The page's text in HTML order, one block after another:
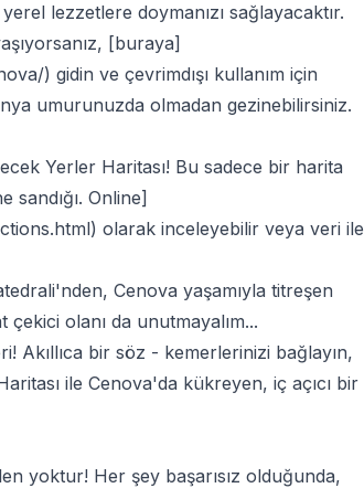
lezzetlere doymanızı sağlayacaktır.
[buraya]
) gidin ve çevrimdışı kullanım için
umurunuzda olmadan gezinebilirsiniz.
Yerler Haritası! Bu sadece bir harita
Online]
) olarak inceleyebilir veya veri ile
Cenova yaşamıyla titreşen
olanı da unutmayalım...
Akıllıca bir söz - kemerlerinizi bağlayın,
ile Cenova'da kükreyen, iç açıcı bir
yoktur! Her şey başarısız olduğunda,